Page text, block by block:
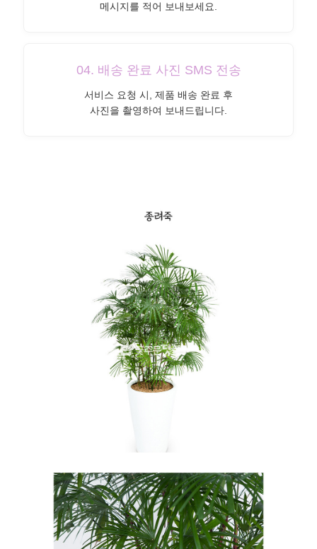
메시지를 적어 보내보세요.
04. 배송 완료 사진 SMS 전송
서비스 요청 시, 제품 배송 완료 후
사진을 촬영하여 보내드립니다.